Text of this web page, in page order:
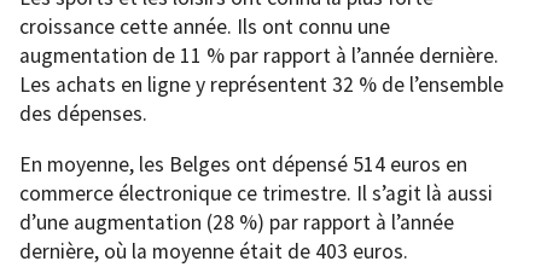
croissance cette année. Ils ont connu une
augmentation de 11 % par rapport à l’année dernière.
Les achats en ligne y représentent 32 % de l’ensemble
des dépenses.
En moyenne, les Belges ont dépensé 514 euros en
commerce électronique ce trimestre. Il s’agit là aussi
d’une augmentation (28 %) par rapport à l’année
dernière, où la moyenne était de 403 euros.